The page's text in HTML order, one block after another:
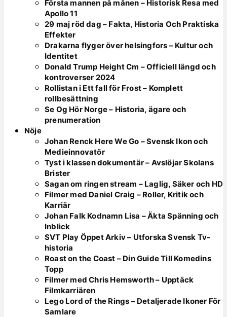
Första mannen på månen – Historisk Resa med
Apollo 11
29 maj röd dag – Fakta, Historia Och Praktiska
Effekter
Drakarna flyger över helsingfors – Kultur och
Identitet
Donald Trump Height Cm – Officiell längd och
kontroverser 2024
Rollistan i Ett fall för Frost – Komplett
rollbesättning
Se Og Hör Norge – Historia, ägare och
prenumeration
Nöje
Johan Renck Here We Go – Svensk Ikon och
Medieinnovatör
Tyst i klassen dokumentär – Avslöjar Skolans
Brister
Sagan om ringen stream – Laglig, Säker och HD
Filmer med Daniel Craig – Roller, Kritik och
Karriär
Johan Falk Kodnamn Lisa – Äkta Spänning och
Inblick
SVT Play Öppet Arkiv – Utforska Svensk Tv-
historia
Roast on the Coast – Din Guide Till Komedins
Topp
Filmer med Chris Hemsworth – Upptäck
Filmkarriären
Lego Lord of the Rings – Detaljerade Ikoner För
Samlare